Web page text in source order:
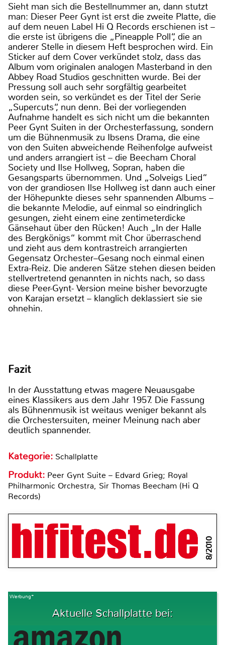
Sieht man sich die Bestellnummer an, dann stutzt
man: Dieser Peer Gynt ist erst die zweite Platte, die
auf dem neuen Label Hi Q Records erschienen ist –
die erste ist übrigens die „Pineapple Poll“, die an
anderer Stelle in diesem Heft besprochen wird. Ein
Sticker auf dem Cover verkündet stolz, dass das
Album vom originalen analogen Masterband in den
Abbey Road Studios geschnitten wurde. Bei der
Pressung soll auch sehr sorgfältig gearbeitet
worden sein, so verkündet es der Titel der Serie
„Supercuts“, nun denn. Bei der vorliegenden
Aufnahme handelt es sich nicht um die bekannten
Peer Gynt Suiten in der Orchesterfassung, sondern
um die Bühnenmusik zu Ibsens Drama, die eine
von den Suiten abweichende Reihenfolge aufweist
und anders arrangiert ist – die Beecham Choral
Society und Ilse Hollweg, Sopran, haben die
Gesangsparts übernommen. Und „Solveigs Lied“
von der grandiosen Ilse Hollweg ist dann auch einer
der Höhepunkte dieses sehr spannenden Albums –
die bekannte Melodie, auf einmal so eindringlich
gesungen, zieht einem eine zentimeterdicke
Gänsehaut über den Rücken! Auch „In der Halle
des Bergkönigs“ kommt mit Chor überraschend
und zieht aus dem kontrastreich arrangierten
Gegensatz Orchester–Gesang noch einmal einen
Extra-Reiz. Die anderen Sätze stehen diesen beiden
stellvertretend genannten in nichts nach, so dass
diese Peer-Gynt- Version meine bisher bevorzugte
von Karajan ersetzt – klanglich deklassiert sie sie
ohnehin.
Fazit
In der Ausstattung etwas magere Neuausgabe
eines Klassikers aus dem Jahr 1957. Die Fassung
als Bühnenmusik ist weitaus weniger bekannt als
die Orchestersuiten, meiner Meinung nach aber
deutlich spannender.
Kategorie: Schallplatte
Produkt: Peer Gynt Suite – Edvard Grieg; Royal
Philharmonic Orchestra, Sir Thomas Beecham (Hi Q
Records)
8/2010
Werbung*
Aktuelle Schallplatte bei: